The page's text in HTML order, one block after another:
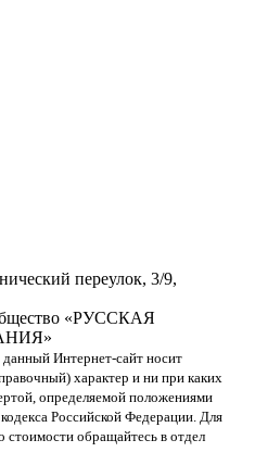
переулок, 3/9,
«РУССКАЯ
Интернет-сайт носит
характер и ни при каких
определяемой положениями
Российской Федерации. Для
обращайтесь в отдел